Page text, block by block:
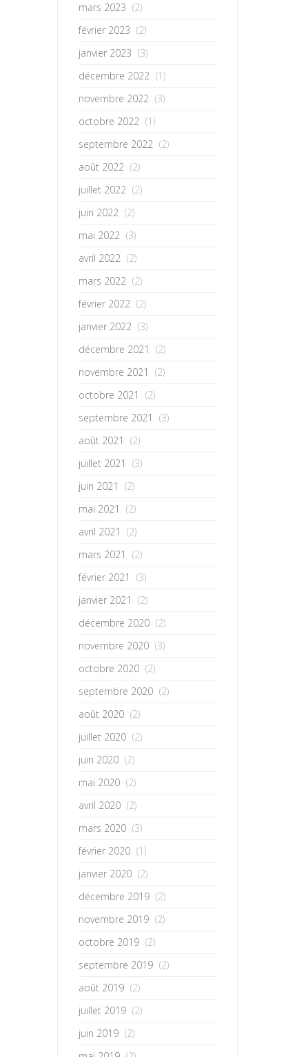
mars 2023 (2)
février 2023 (2)
janvier 2023 (3)
décembre 2022 (1)
novembre 2022 (3)
octobre 2022 (1)
septembre 2022 (2)
août 2022 (2)
juillet 2022 (2)
juin 2022 (2)
mai 2022 (3)
avril 2022 (2)
mars 2022 (2)
février 2022 (2)
janvier 2022 (3)
décembre 2021
(2)
novembre 2021
(2)
octobre 2021
(2)
septembre 2021
(3)
août 2021
(2)
juillet 2021
(3)
juin 2021
(2)
mai 2021
(2)
avril 2021
(2)
mars 2021
(2)
février 2021
(3)
janvier 2021
(2)
décembre 2020 (2)
novembre 2020 (3)
octobre 2020 (2)
septembre 2020 (2)
août 2020 (2)
juillet 2020 (2)
juin 2020 (2)
mai 2020 (2)
avril 2020 (2)
mars 2020 (3)
février 2020 (1)
janvier 2020 (2)
décembre 2019 (2)
novembre 2019 (2)
octobre 2019 (2)
septembre 2019 (2)
août 2019 (2)
juillet 2019 (2)
juin 2019 (2)